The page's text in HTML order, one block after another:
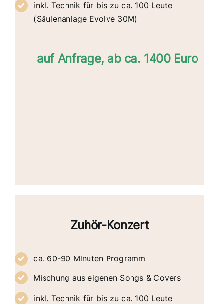
inkl. Technik für bis zu ca. 100 Leute
(Säulenanlage Evolve 30M)
auf Anfrage, ab ca. 1400 Euro
Zuhör-Konzert
ca. 60-90 Minuten Programm
Mischung aus eigenen Songs & Covers
inkl. Technik für bis zu ca. 100 Leute